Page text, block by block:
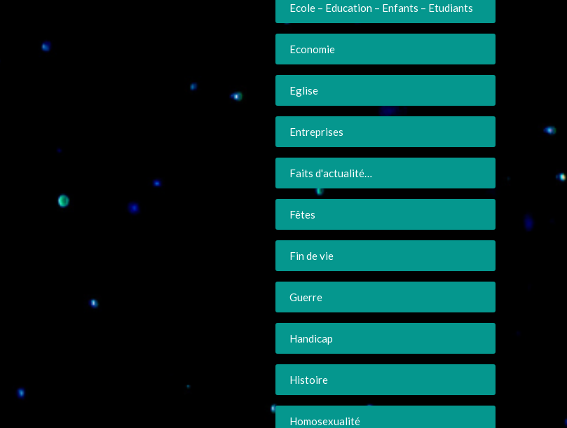
Ecole – Education – Enfants – Etudiants
Economie
Eglise
Entreprises
Faits d'actualité…
Fêtes
Fin de vie
Guerre
Handicap
Histoire
Homosexualité